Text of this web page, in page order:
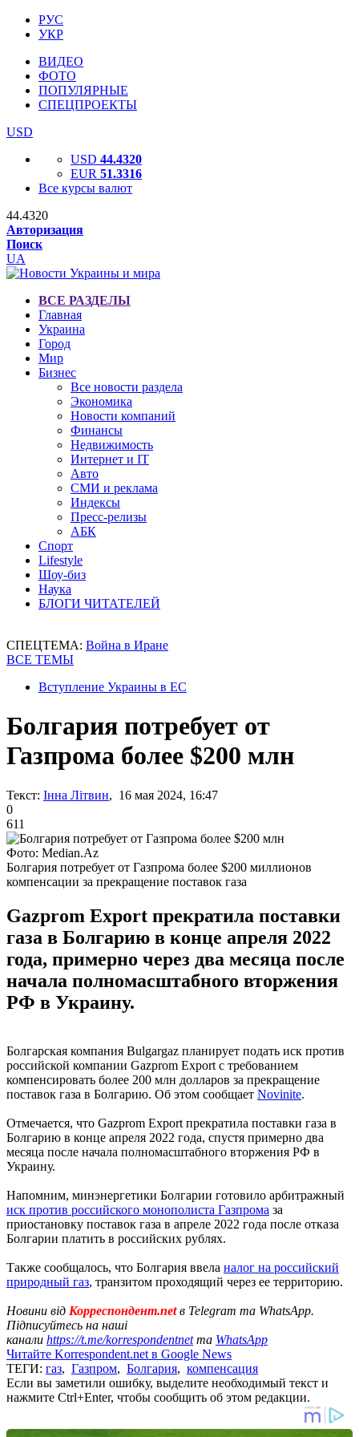
РУС
УКР
ВИДЕО
ФОТО
ПОПУЛЯРНЫЕ
СПЕЦПРОЕКТЫ
USD
USD 44.4320
EUR 51.3316
Все курсы валют
44.4320
Авторизация
Поиск
UA
ВСЕ РАЗДЕЛЫ
Главная
Украина
Город
Мир
Бизнес
Все новости раздела
Экономика
Новости компаний
Финансы
Недвижимость
Интернет и IT
Авто
СМИ и реклама
Индексы
Пресс-релизы
АБК
Спорт
Lifestyle
Шоу-биз
Наука
БЛОГИ ЧИТАТЕЛЕЙ
СПЕЦТЕМА: Война в Иране
ВСЕ ТЕМЫ
Вступление Украины в ЕС
Болгария потребует от
Газпрома более $200 млн
Текст: Інна Літвин, 16 мая 2024, 16:47
0
611
Фото: Median.Az
Болгария потребует от Газпрома более $200 миллионов
компенсации за прекращение поставок газа
Gazprom Export прекратила поставки
газа в Болгарию в конце апреля 2022
года, примерно через два месяца после
начала полномасштабного вторжения
РФ в Украину.
Болгарская компания Bulgargaz планирует подать иск против
российской компании Gazprom Export с требованием
компенсировать более 200 млн долларов за прекращение
поставок газа в Болгарию. Об этом сообщает Novinite.
Отмечается, что Gazprom Export прекратила поставки газа в
Болгарию в конце апреля 2022 года, спустя примерно два
месяца после начала полномасштабного вторжения РФ в
Украину.
Напомним, минэнергетики Болгарии готовило арбитражный
иск против российского монополиста Газпрома за
приостановку поставок газа в апреле 2022 года после отказа
Болгарии платить в российских рублях.
Также сообщалось, что Болгария ввела налог на российский
природный газ, транзитом проходящий через ее территорию.
Новини від Корреспондент.netв Telegram та WhatsApp.
Підписуйтесь на наші
канали https://t.me/korrespondentnetта WhatsApp
Читайте Korrespondent.net в Google News
ТЕГИ: газ, Газпром, Болгария, компенсация
Если вы заметили ошибку, выделите необходимый текст и
нажмите Ctrl+Enter, чтобы сообщить об этом редакции.